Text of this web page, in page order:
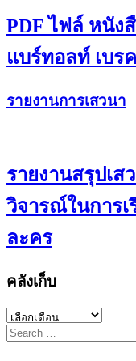
PDF ไฟล์ หนัง
แบร์ทอลท์ เบร
รายงานการเสวนา
รายงานสรุปเส
วิจารณ์ในการ
ละคร
คลังเก็บ
คลัง
เก็บ
Search
for: